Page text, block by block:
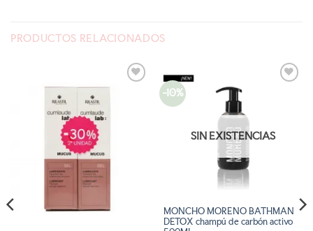
PRODUCTOS RELACIONADOS
-10%
DESEOS
SIN EXISTENCIAS
MONCHO MORENO BATHMAN
DETOX champú de carbón activo